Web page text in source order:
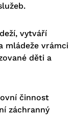
vytváří
mládeže vrámci
děti a
činnost
záchranný